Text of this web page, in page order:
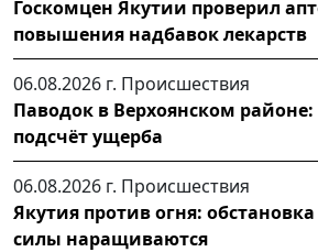
Госкомцен Якутии проверил
повышения надбавок лекарств
06.08.2026 г. Происшествия
Паводок в Верхоянском
подсчёт ущерба
06.08.2026 г. Происшествия
Якутия против огня:
силы наращиваются